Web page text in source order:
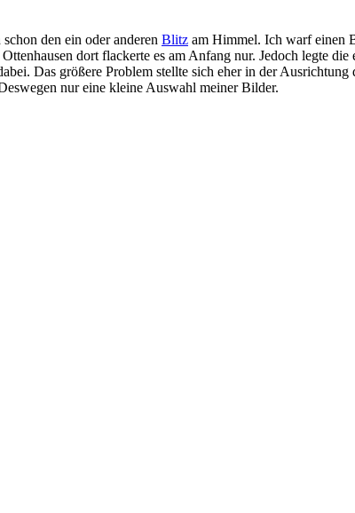
den ein oder anderen Blitz am Himmel. Ich warf einen
dort flackerte es am Anfang nur. Jedoch legte die
Das größere Problem stellte sich eher in der Ausrichtung
nur eine kleine Auswahl meiner Bilder.